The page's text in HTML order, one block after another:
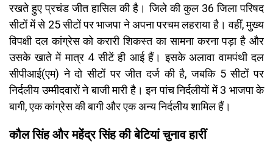
रखते हुए प्रचंड जीत हासिल की है। जिले की कुल 36 जिला परिषद
सीटों में से 25 सीटों पर भाजपा ने अपना परचम लहराया है। वहीं, मुख्य
विपक्षी दल कांग्रेस को करारी शिकस्त का सामना करना पड़ा है और
उसके खाते में मात्र 4 सीटें ही आई हैं। इसके अलावा वामपंथी दल
सीपीआई(एम) ने दो सीटों पर जीत दर्ज की है, जबकि 5 सीटों पर
निर्दलीय उम्मीदवारों ने बाजी मारी है। इन पांच निर्दलीयों में 3 भाजपा के
बागी, एक कांग्रेस की बागी और एक अन्य निर्दलीय शामिल हैं।
कौल सिंह और महेंद्र सिंह की बेटियां चुनाव हारीं